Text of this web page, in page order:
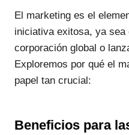
El marketing es el
iniciativa exitosa, ya sea
corporación global o
Exploremos por qué el
papel tan crucial:
Beneficios para